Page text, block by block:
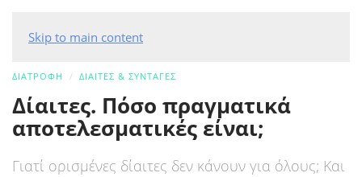
Skip to main content
ΔΙΑΤΡΟΦΗ ΔΙΑΙΤΕΣ & ΣΥΝΤΑΓΕΣ
Δίαιτες. Πόσο πραγματικά
αποτελεσματικές είναι;
Γιατί ορισμένες δίαιτες δεν κάνουν για όλους; Και